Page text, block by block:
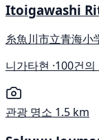
Itoigawashi
糸魚川市立青海小
니가타현 ·100건의
관광 명소 1.5 km